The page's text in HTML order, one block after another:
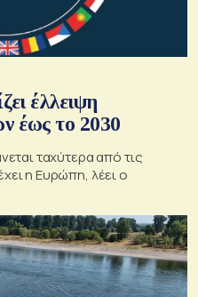
έλλειψη
έως το 2030
ταχύτερα από τις
η Ευρώπη, λέει ο